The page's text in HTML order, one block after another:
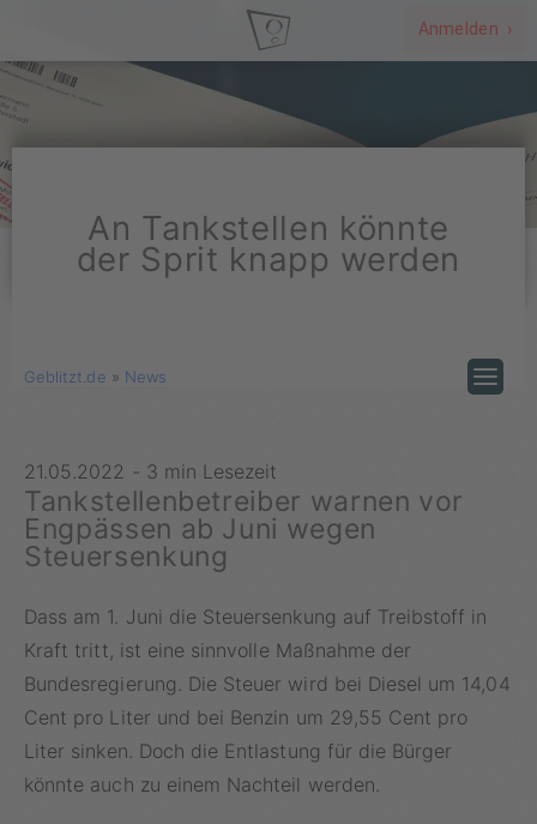
Anmelden ›
An Tankstellen könnte
der Sprit knapp werden
Geblitzt.de » News
21.05.2022 - 3 min Lesezeit
Tankstellenbetreiber warnen vor
Engpässen ab Juni wegen
Steuersenkung
Dass am 1. Juni die Steuersenkung auf Treibstoff in
Kraft tritt, ist eine sinnvolle Maßnahme der
Bundesregierung. Die Steuer wird bei Diesel um 14,04
Cent pro Liter und bei Benzin um 29,55 Cent pro
Liter sinken. Doch die Entlastung für die Bürger
könnte auch zu einem Nachteil werden.